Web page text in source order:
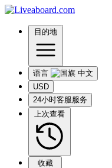
目的地
语言
USD
24小时客服服务
上次查看
收藏